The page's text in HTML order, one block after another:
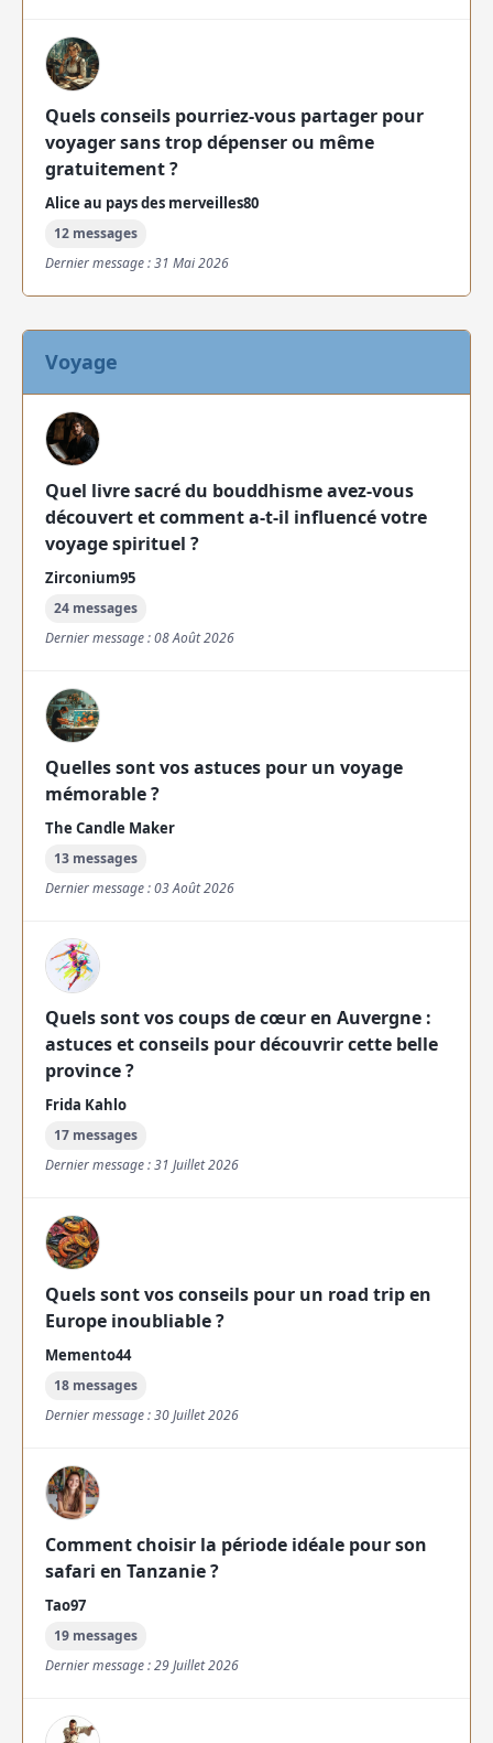
Quels conseils pourriez-vous partager pour
voyager sans trop dépenser ou même
gratuitement ?
Alice au pays des merveilles80
12 messages
Dernier message : 31 Mai 2026
Voyage
Quel livre sacré du bouddhisme avez-vous
découvert et comment a-t-il influencé votre
voyage spirituel ?
Zirconium95
24 messages
Dernier message : 08 Août 2026
Quelles sont vos astuces pour un voyage
mémorable ?
The Candle Maker
13 messages
Dernier message : 03 Août 2026
Quels sont vos coups de cœur en Auvergne :
astuces et conseils pour découvrir cette belle
province ?
Frida Kahlo
17 messages
Dernier message : 31 Juillet 2026
Quels sont vos conseils pour un road trip en
Europe inoubliable ?
Memento44
18 messages
Dernier message : 30 Juillet 2026
Comment choisir la période idéale pour son
safari en Tanzanie ?
Tao97
19 messages
Dernier message : 29 Juillet 2026